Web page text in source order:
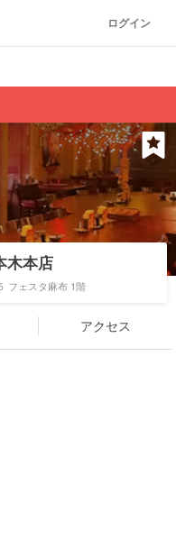
ログイン
木本店
フェスタ麻布 1階
アクセス